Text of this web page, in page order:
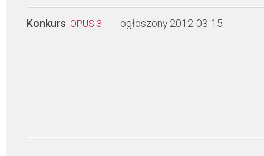
Konkurs: OPUS 3 - ogłoszony 2012-03-15